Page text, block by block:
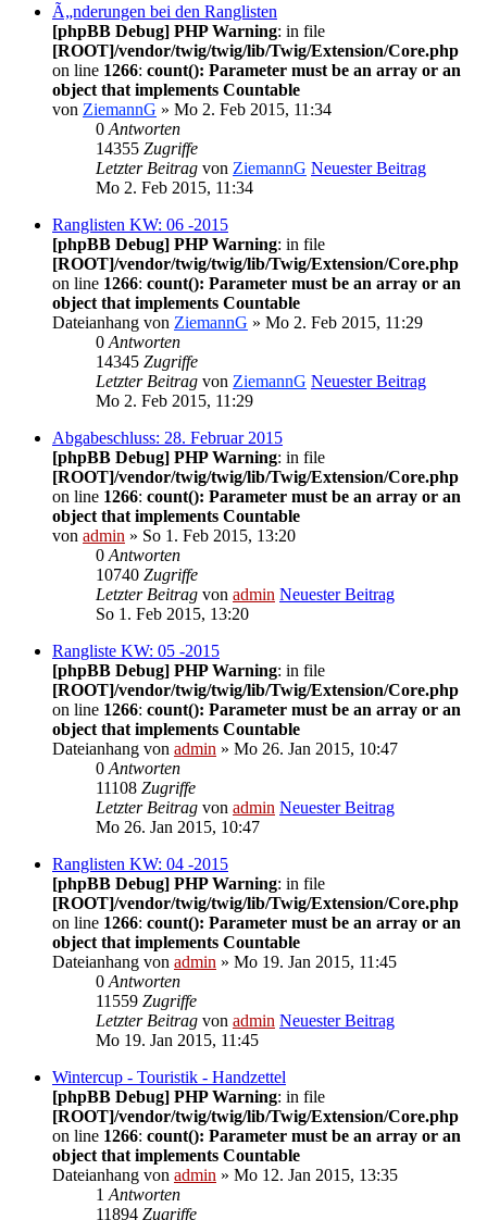
Ã„nderungen bei den Ranglisten
[phpBB Debug] PHP Warning: in file
[ROOT]/vendor/twig/twig/lib/Twig/Extension/Core.php
on line 1266: count(): Parameter must be an array or an
object that implements Countable
von ZiemannG » Mo 2. Feb 2015, 11:34
0 Antworten
14355 Zugriffe
Letzter Beitrag von ZiemannG Neuester Beitrag
Mo 2. Feb 2015, 11:34
Ranglisten KW: 06 -2015
[phpBB Debug] PHP Warning: in file
[ROOT]/vendor/twig/twig/lib/Twig/Extension/Core.php
on line 1266: count(): Parameter must be an array or an
object that implements Countable
Dateianhang von ZiemannG » Mo 2. Feb 2015, 11:29
0 Antworten
14345 Zugriffe
Letzter Beitrag von ZiemannG Neuester Beitrag
Mo 2. Feb 2015, 11:29
Abgabeschluss: 28. Februar 2015
[phpBB Debug] PHP Warning: in file
[ROOT]/vendor/twig/twig/lib/Twig/Extension/Core.php
on line 1266: count(): Parameter must be an array or an
object that implements Countable
von admin » So 1. Feb 2015, 13:20
0 Antworten
10740 Zugriffe
Letzter Beitrag von admin Neuester Beitrag
So 1. Feb 2015, 13:20
Rangliste KW: 05 -2015
[phpBB Debug] PHP Warning: in file
[ROOT]/vendor/twig/twig/lib/Twig/Extension/Core.php
on line 1266: count(): Parameter must be an array or an
object that implements Countable
Dateianhang von admin » Mo 26. Jan 2015, 10:47
0 Antworten
11108 Zugriffe
Letzter Beitrag von admin Neuester Beitrag
Mo 26. Jan 2015, 10:47
Ranglisten KW: 04 -2015
[phpBB Debug] PHP Warning: in file
[ROOT]/vendor/twig/twig/lib/Twig/Extension/Core.php
on line 1266: count(): Parameter must be an array or an
object that implements Countable
Dateianhang von admin » Mo 19. Jan 2015, 11:45
0 Antworten
11559 Zugriffe
Letzter Beitrag von admin Neuester Beitrag
Mo 19. Jan 2015, 11:45
Wintercup - Touristik - Handzettel
[phpBB Debug] PHP Warning: in file
[ROOT]/vendor/twig/twig/lib/Twig/Extension/Core.php
on line 1266: count(): Parameter must be an array or an
object that implements Countable
Dateianhang von admin » Mo 12. Jan 2015, 13:35
1 Antworten
11894 Zugriffe